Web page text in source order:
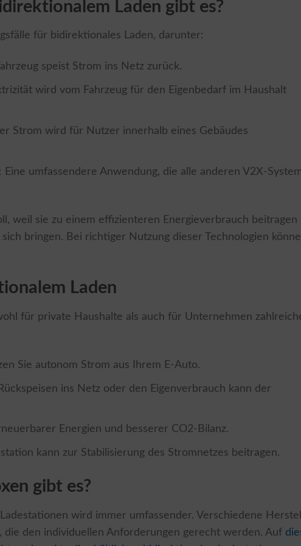
Laden gibt es?
für bidirektionales Laden, darunter:
speist Strom ins Netz zurück.
wird vom Fahrzeug für den Eigenbedarf im Haushalt
Strom wird für Nutzer innerhalb eines Gebäudes
: Eine umfassendere Anwendung, die alle anderen V2X-
weil sie zu einem effizienteren Energieverbrauch beitragen
bringen. Bei richtiger Nutzung dieser Technologien
Laden
für private Haushalte als auch für Unternehmen
Sie autonom Strom aus Ihrem E-Auto.
ins Netz oder den Eigenverbrauch kann der
Energien und besserer CO2-Bilanz.
kann zur Stabilisierung des Stromnetzes beitragen.
gibt es?
wird immer umfassender. Verschiedene
die den individuellen Anforderungen gerecht werden. Auf